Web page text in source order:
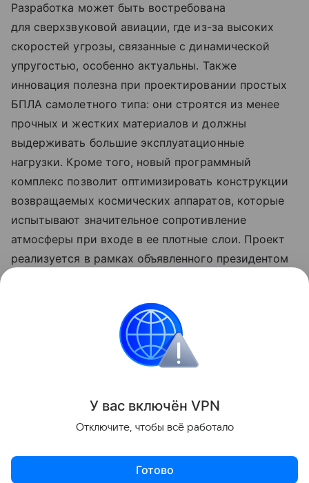
Разработка может быть востребована
для сверхзвуковой авиации, где из-за высоких
скоростей угрозы, связанные с динамической
упругостью, особенно актуальны. Также
инновация полезна при проектировании простых
БПЛА самолетного типа: они строятся из менее
прочных и жестких материалов и должны
выдерживать большие эксплуатационные
нагрузки. Кроме того, новый программный
комплекс позволит оптимизировать конструкции
возвращаемых космических аппаратов, которые
испытывают значительное сопротивление
атмосферы при входе в ее плотные слои. Проект
реализуется в рамках объявленного президентом
Поделиться
У вас включён VPN
Отключите, чтобы всё работало
Готово